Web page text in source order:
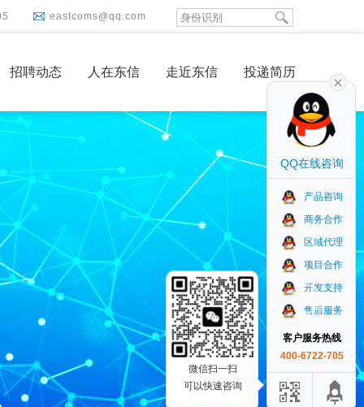
eastcoms@qq.com
招聘动态 人在东信 走近东信 投递简历
QQ在线咨询
产品咨询
商务合作
区域代理
项目合作
开发支持
售后服务
客户服务热线
400-6722-705
微信扫一扫
可以快速咨询